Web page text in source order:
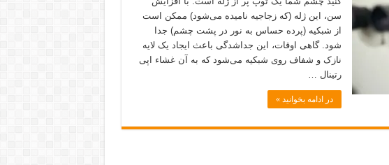
سن، این ژله (که زجاجیه نامیده می‌شود) ممکن است
از شبکیه (پرده حساس به نور در پشت چشم) جدا
شود. گاهی اوقات، این جداشدگی باعث ایجاد یک لایه
نازک و شفاف روی شبکیه می‌شود که به آن غشاء اپی
رتینال …
در ادامه بخوانید »